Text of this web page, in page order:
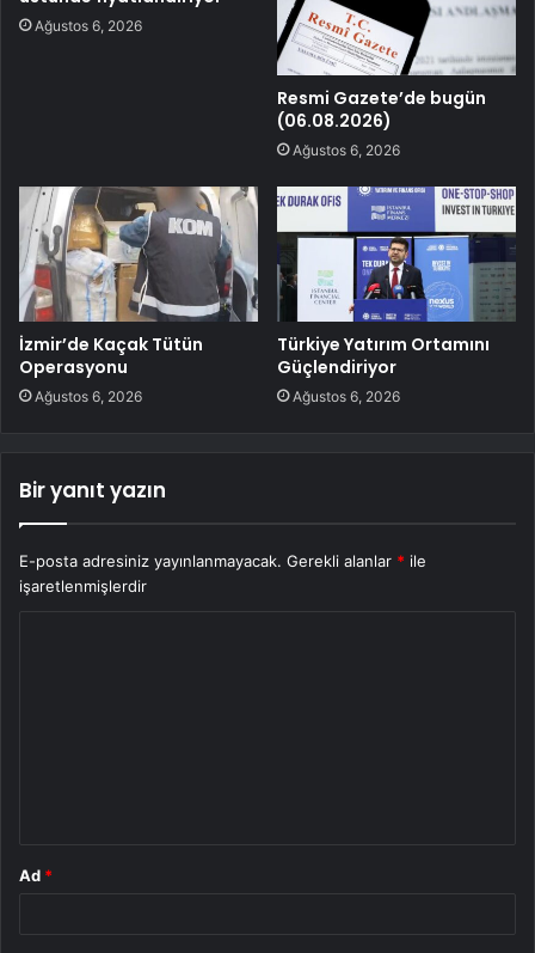
Ağustos 6, 2026
Resmi Gazete’de bugün
(06.08.2026)
Ağustos 6, 2026
İzmir’de Kaçak Tütün
Operasyonu
Ağustos 6, 2026
Türkiye Yatırım Ortamını
Güçlendiriyor
Ağustos 6, 2026
Bir yanıt yazın
E-posta adresiniz yayınlanmayacak. Gerekli alanlar * ile
işaretlenmişlerdir
Ad *